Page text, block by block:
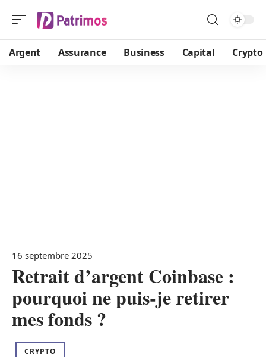
Argent Assurance Business Capital Crypto
16 septembre 2025
Retrait d’argent Coinbase :
pourquoi ne puis-je retirer
mes fonds ?
CRYPTO